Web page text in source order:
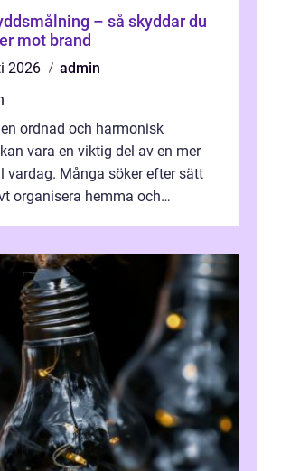
– så skyddar du
mot brand
2026
admin
ordnad och harmonisk
vara en viktig del av en mer
vardag. Många söker efter sätt
organisera hemma och